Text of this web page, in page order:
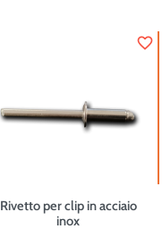
Rivetto per clip in acciaio
inox
favorite_border